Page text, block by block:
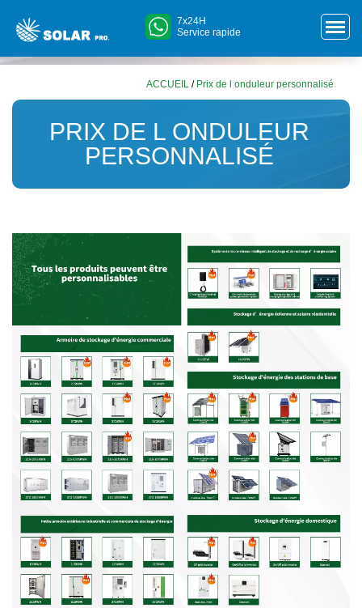
7x24H
Service rapide
ACCUEIL / Prix de l onduleur personnalisé
PRIX DE L ONDULEUR
PERSONNALISÉ